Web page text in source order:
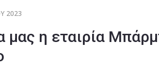
2023
μας η εταιρία